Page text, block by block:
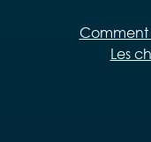
Comment
Les